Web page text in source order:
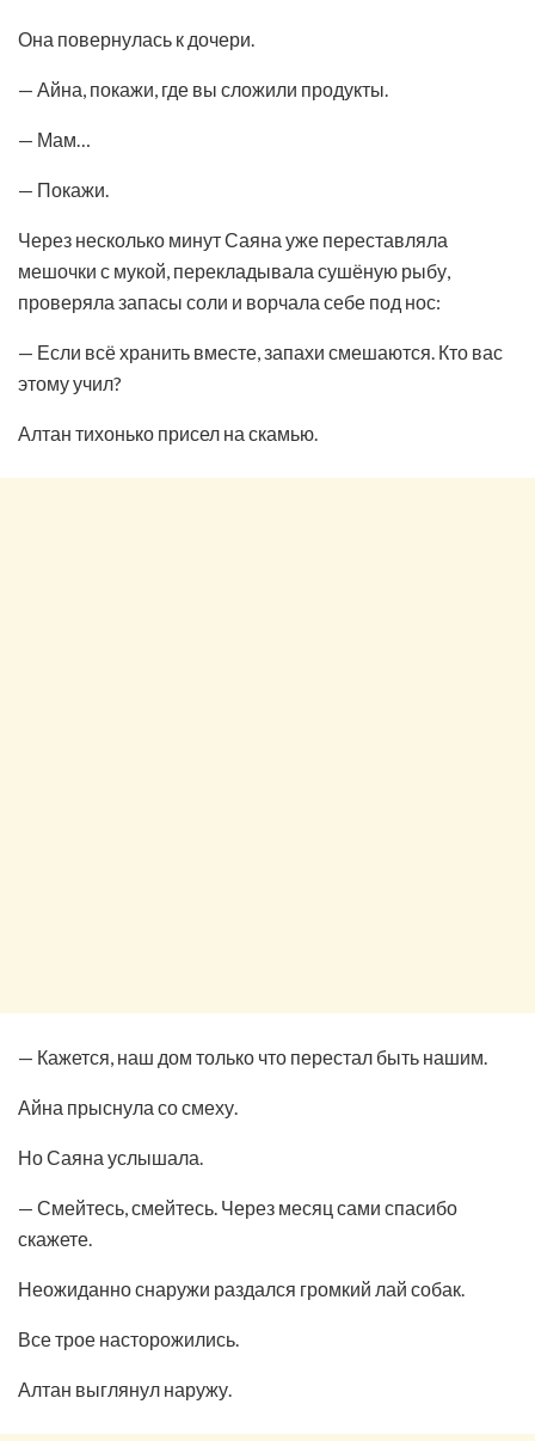
Она повернулась к дочери.
— Айна, покажи, где вы сложили продукты.
— Мам…
— Покажи.
Через несколько минут Саяна уже переставляла
мешочки с мукой, перекладывала сушёную рыбу,
проверяла запасы соли и ворчала себе под нос:
— Если всё хранить вместе, запахи смешаются. Кто вас
этому учил?
Алтан тихонько присел на скамью.
— Кажется, наш дом только что перестал быть нашим.
Айна прыснула со смеху.
Но Саяна услышала.
— Смейтесь, смейтесь. Через месяц сами спасибо
скажете.
Неожиданно снаружи раздался громкий лай собак.
Все трое насторожились.
Алтан выглянул наружу.